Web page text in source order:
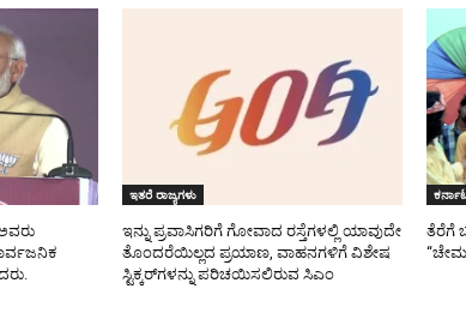
ಇತರೆ ರಾಜ್ಯಗಳು
ಇನ್ನು ಪ್ರವಾಸಿಗರಿಗೆ ಗೋವಾದ ರಸ್ತೆಗಳಲ್ಲಿ ಯಾವುದೇ
ತೊಂದರೆಯಿಲ್ಲದ ಪ್ರಯಾಣ, ವಾಹನಗಳಿಗೆ ವಿಶೇಷ
ಸ್ಟಿಕ್ಕರ್‌ಗಳನ್ನು ಪರಿಚಯಿಸಲಿರುವ ಸಿಎಂ
ತೆರೆಗೆ